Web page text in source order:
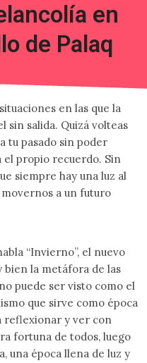
en
de Palaq
en las que la
sin salida. Quizá volteas
tu pasado sin poder
el propio recuerdo. Sin
siempre hay una luz al
a un futuro
“Invierno”, el nuevo
bien la metáfora de las
puede ser visto como el
que sirve como época
reflexionar y ver con
fortuna de todos, luego
una época llena de luz y